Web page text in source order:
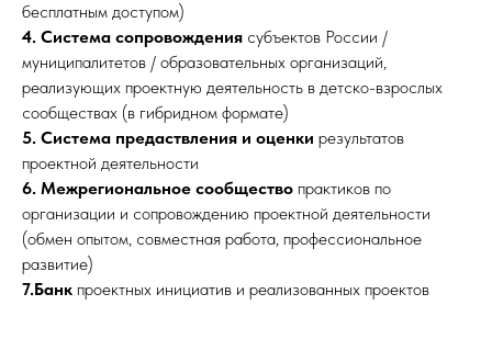
бесплатным доступом)
4. Система сопровождения субъектов России /
муниципалитетов / образовательных организаций,
реализующих проектную деятельность в детско-взрослых
сообществах (в гибридном формате)
5. Система предаствления и оценки результатов
проектной деятельности
6. Межрегиональное сообщество практиков по
организации и сопровождению проектной деятельности
(обмен опытом, совместная работа, профессиональное
развитие)
7.Банк проектных инициатив и реализованных проектов